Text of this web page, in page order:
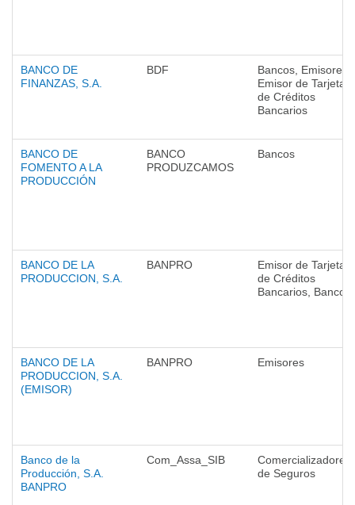
BANCO DE
FINANZAS, S.A.
BDF
Bancos, Emisores,
Emisor de Tarjetas
de Créditos
Bancarios
BANCO DE
FOMENTO A LA
PRODUCCIÓN
BANCO
PRODUZCAMOS
Bancos
BANCO DE LA
PRODUCCION, S.A.
BANPRO
Emisor de Tarjetas
de Créditos
Bancarios, Bancos
BANCO DE LA
PRODUCCION, S.A.
(EMISOR)
BANPRO Emisores
Banco de la
Producción, S.A.
BANPRO
Com_Assa_SIB
Comercializadores
de Seguros